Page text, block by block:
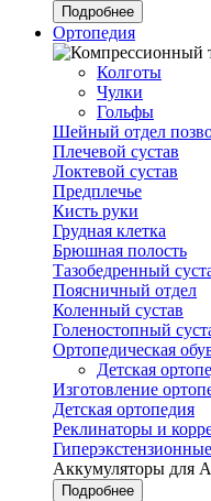
Подробнее
Ортопедия
Колготы
Чулки
Гольфы
Шейный отдел
Плечевой сустав
Локтевой сустав
Предплечье
Кисть руки
Грудная клетка
Брюшная полость
Тазобедренный
Поясничный отдел
Коленный сустав
Голеностопный
Ортопедическая
Детская
Изготовление
Детская ортопедия
Реклинаторы и
Аккумуляторы для
Подробнее